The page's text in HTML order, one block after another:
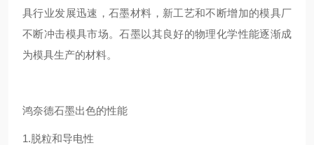
具行业发展迅速，石墨材料，新工艺和不断增加的模具厂
不断冲击模具市场。石墨以其良好的物理化学性能逐渐成
为模具生产的材料。
鸿奈德石墨出色的性能
1.脱粒和导电性